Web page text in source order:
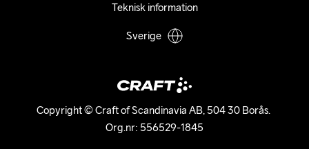
Copyright © Craft of Scandinavia AB, 504 30 Borås.
Org.nr: 556529-1845
Teknisk information
Sverige